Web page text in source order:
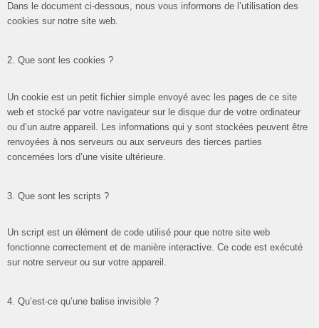
Dans le document ci-dessous, nous vous informons de l’utilisation des
cookies sur notre site web.
2. Que sont les cookies ?
Un cookie est un petit fichier simple envoyé avec les pages de ce site
web et stocké par votre navigateur sur le disque dur de votre ordinateur
ou d’un autre appareil. Les informations qui y sont stockées peuvent être
renvoyées à nos serveurs ou aux serveurs des tierces parties
concernées lors d’une visite ultérieure.
3. Que sont les scripts ?
Un script est un élément de code utilisé pour que notre site web
fonctionne correctement et de manière interactive. Ce code est exécuté
sur notre serveur ou sur votre appareil.
4. Qu’est-ce qu’une balise invisible ?